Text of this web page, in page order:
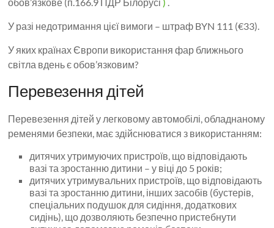
У разі недотримання цієї вимоги – штраф BYN 111 (€33).
У яких країнах Європи використання фар ближнього
світла вдень є обов’язковим?
Перевезення дітей
Перевезення дітей у легковому автомобілі, обладнаному
ременями безпеки, має здійснюватися з використанням:
дитячих утримуючих пристроїв, що відповідають
вазі та зростанню дитини – у віці до 5 років;
дитячих утримувальних пристроїв, що відповідають
вазі та зростанню дитини, інших засобів (бустерів,
спеціальних подушок для сидіння, додаткових
сидінь), що дозволяють безпечно пристебнути